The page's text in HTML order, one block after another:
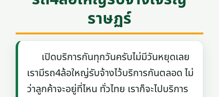
ราษฏร์
เปิดบริการกันทุกวันครับไม่มีวันหยุดเลย
เรามีรถ4ล้อใหญ่รับจ้างไว้บริการกันตลอด ไม่
ว่าลูกค้าจะอยู่ที่ไหน ทั่วไทย เราก็จะไปบริการ